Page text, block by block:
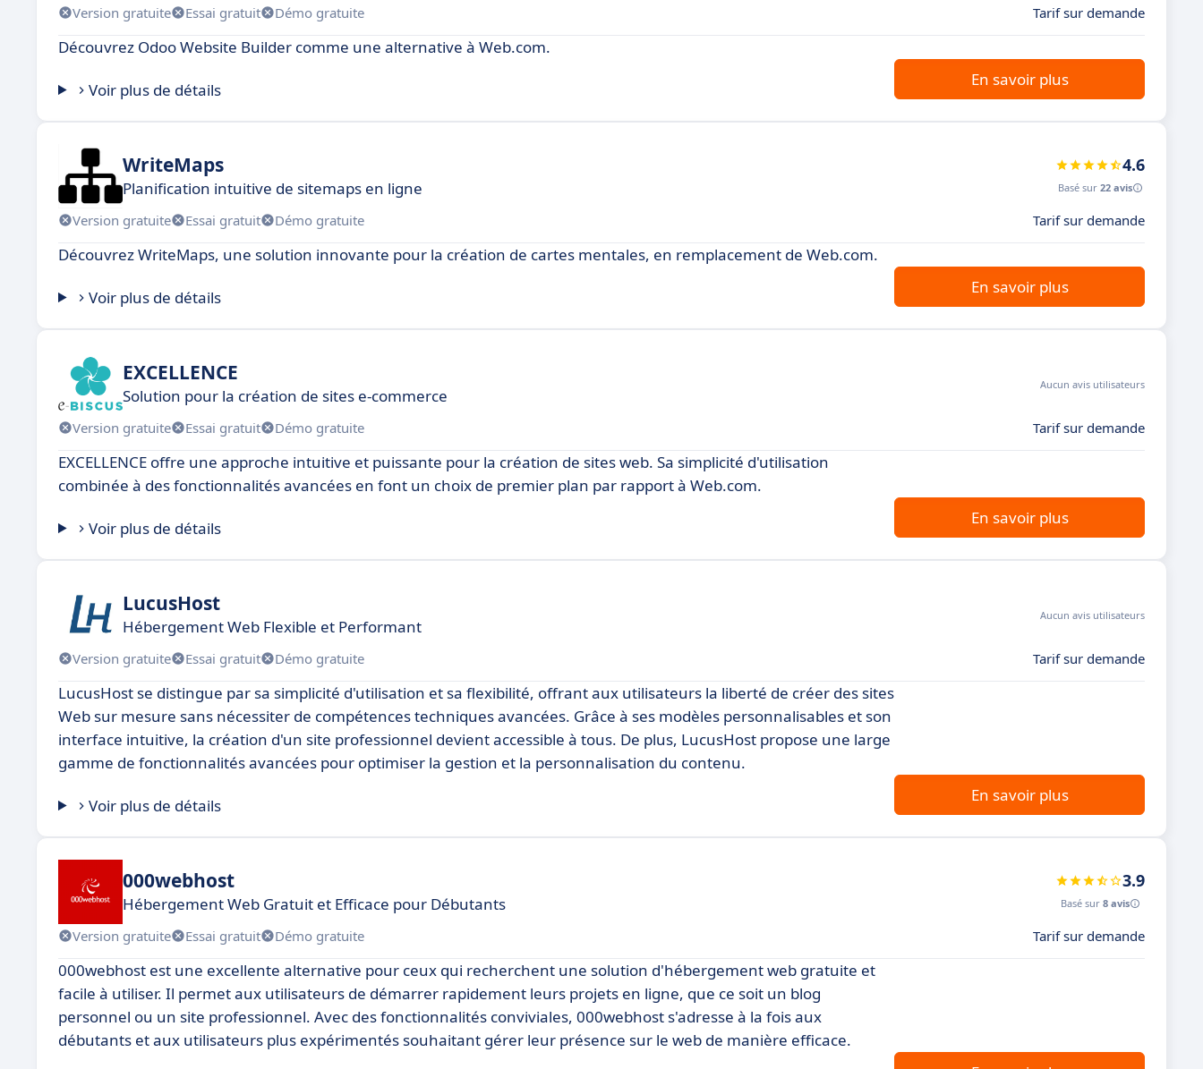
Version gratuite Essai gratuit Démo gratuite Tarif sur demande
Découvrez Odoo Website Builder comme une alternative à Web.com.
Voir plus de détails
En savoir plus
WriteMaps
Planification intuitive de sitemaps en ligne
4.6
Basé sur 22 avis
Version gratuite Essai gratuit Démo gratuite Tarif sur demande
Découvrez WriteMaps, une solution innovante pour la création de cartes mentales, en remplacement de Web.com.
Voir plus de détails
En savoir plus
EXCELLENCE
Solution pour la création de sites e-commerce
Aucun avis utilisateurs
Version gratuite Essai gratuit Démo gratuite Tarif sur demande
EXCELLENCE offre une approche intuitive et puissante pour la création de sites web. Sa simplicité d'utilisation
combinée à des fonctionnalités avancées en font un choix de premier plan par rapport à Web.com.
Voir plus de détails
En savoir plus
LucusHost
Hébergement Web Flexible et Performant
Aucun avis utilisateurs
Version gratuite Essai gratuit Démo gratuite Tarif sur demande
LucusHost se distingue par sa simplicité d'utilisation et sa flexibilité, offrant aux utilisateurs la liberté de créer des sites
Web sur mesure sans nécessiter de compétences techniques avancées. Grâce à ses modèles personnalisables et son
interface intuitive, la création d'un site professionnel devient accessible à tous. De plus, LucusHost propose une large
gamme de fonctionnalités avancées pour optimiser la gestion et la personnalisation du contenu.
Voir plus de détails
En savoir plus
000webhost
Hébergement Web Gratuit et Efficace pour Débutants
3.9
Basé sur 8 avis
Version gratuite Essai gratuit Démo gratuite Tarif sur demande
000webhost est une excellente alternative pour ceux qui recherchent une solution d'hébergement web gratuite et
facile à utiliser. Il permet aux utilisateurs de démarrer rapidement leurs projets en ligne, que ce soit un blog
personnel ou un site professionnel. Avec des fonctionnalités conviviales, 000webhost s'adresse à la fois aux
débutants et aux utilisateurs plus expérimentés souhaitant gérer leur présence sur le web de manière efficace.